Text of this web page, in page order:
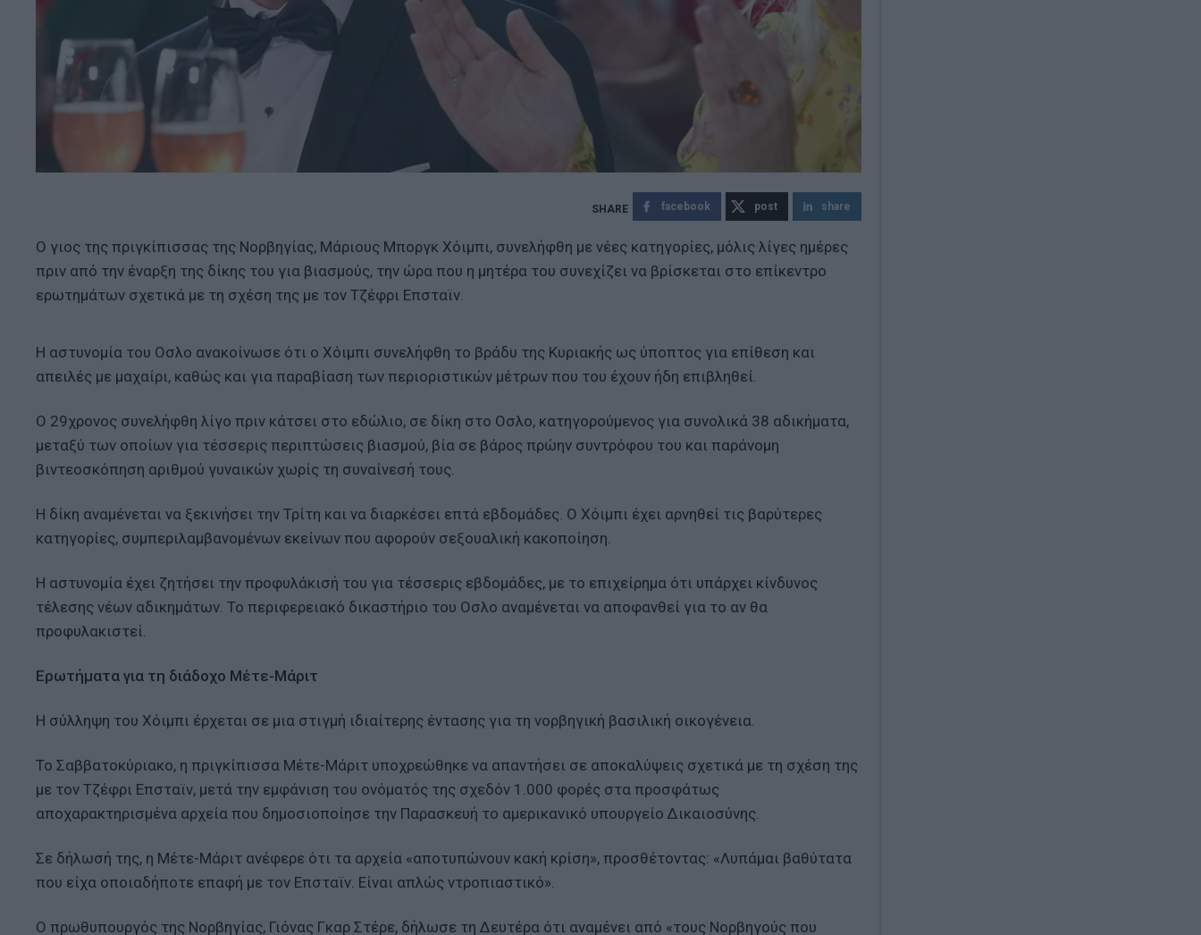
facebook post share
Ο γιος της πριγκίπισσας της Νορβηγίας, Μάριους Μποργκ Χόιμπι, συνελήφθη με νέες κατηγορίες, μόλις λίγες ημέρες
πριν από την έναρξη της δίκης του για βιασμούς, την ώρα που η μητέρα του συνεχίζει να βρίσκεται στο επίκεντρο
ερωτημάτων σχετικά με τη σχέση της με τον Τζέφρι Επσταϊν.
Η αστυνομία του Οσλο ανακοίνωσε ότι ο Χόιμπι συνελήφθη το βράδυ της Κυριακής ως ύποπτος για επίθεση και
απειλές με μαχαίρι, καθώς και για παραβίαση των περιοριστικών μέτρων που του έχουν ήδη επιβληθεί.
Ο 29χρονος συνελήφθη λίγο πριν κάτσει στο εδώλιο, σε δίκη στο Οσλο, κατηγορούμενος για συνολικά 38 αδικήματα,
μεταξύ των οποίων για τέσσερις περιπτώσεις βιασμού, βία σε βάρος πρώην συντρόφου του και παράνομη
βιντεοσκόπηση αριθμού γυναικών χωρίς τη συναίνεσή τους.
Η δίκη αναμένεται να ξεκινήσει την Τρίτη και να διαρκέσει επτά εβδομάδες. Ο Χόιμπι έχει αρνηθεί τις βαρύτερες
κατηγορίες, συμπεριλαμβανομένων εκείνων που αφορούν σεξουαλική κακοποίηση.
Η αστυνομία έχει ζητήσει την προφυλάκισή του για τέσσερις εβδομάδες, με το επιχείρημα ότι υπάρχει κίνδυνος
τέλεσης νέων αδικημάτων. Το περιφερειακό δικαστήριο του Οσλο αναμένεται να αποφανθεί για το αν θα
προφυλακιστεί.
Ερωτήματα για τη διάδοχο Μέτε-Μάριτ
Η σύλληψη του Χόιμπι έρχεται σε μια στιγμή ιδιαίτερης έντασης για τη νορβηγική βασιλική οικογένεια.
Το Σαββατοκύριακο, η πριγκίπισσα Μέτε-Μάριτ υποχρεώθηκε να απαντήσει σε αποκαλύψεις σχετικά με τη σχέση της
με τον Τζέφρι Επσταϊν, μετά την εμφάνιση του ονόματός της σχεδόν 1.000 φορές στα προσφάτως
αποχαρακτηρισμένα αρχεία που δημοσιοποίησε την Παρασκευή το αμερικανικό υπουργείο Δικαιοσύνης.
Σε δήλωσή της, η Μέτε-Μάριτ ανέφερε ότι τα αρχεία «αποτυπώνουν κακή κρίση», προσθέτοντας: «Λυπάμαι βαθύτατα
που είχα οποιαδήποτε επαφή με τον Επσταϊν. Είναι απλώς ντροπιαστικό».
Ο πρωθυπουργός της Νορβηγίας, Γιόνας Γκαρ Στέρε, δήλωσε τη Δευτέρα ότι αναμένει από «τους Νορβηγούς που